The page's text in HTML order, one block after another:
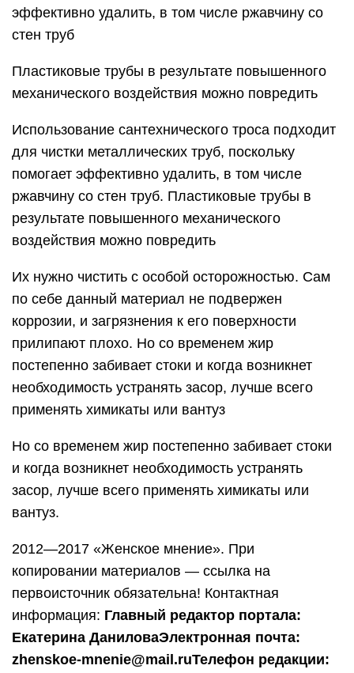
эффективно удалить, в том числе ржавчину со
стен труб
Пластиковые трубы в результате повышенного
механического воздействия можно повредить
Использование сантехнического троса подходит
для чистки металлических труб, поскольку
помогает эффективно удалить, в том числе
ржавчину со стен труб. Пластиковые трубы в
результате повышенного механического
воздействия можно повредить
Их нужно чистить с особой осторожностью. Сам
по себе данный материал не подвержен
коррозии, и загрязнения к его поверхности
прилипают плохо. Но со временем жир
постепенно забивает стоки и когда возникнет
необходимость устранять засор, лучше всего
применять химикаты или вантуз
Но со временем жир постепенно забивает стоки
и когда возникнет необходимость устранять
засор, лучше всего применять химикаты или
вантуз.
2012—2017 «Женское мнение». При
копировании материалов — ссылка на
первоисточник обязательна! Контактная
информация: Главный редактор портала:
Екатерина ДаниловаЭлектронная почта:
zhenskoe-mnenie@mail.ruТелефон редакции: